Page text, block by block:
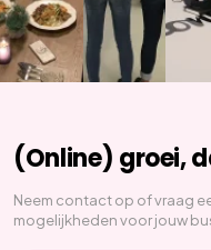
(Online) groei,
Neem contact op of vraag
mogelijkheden voor jouw